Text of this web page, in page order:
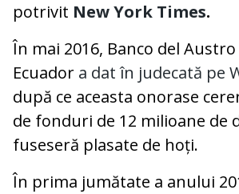
potrivit New York Times.
În mai 2016, Banco del Austro
Ecuador a dat în judecată pe
după ce aceasta onorase
de fonduri de 12 milioane de
fuseseră plasate de hoți.
În prima jumătate a anului